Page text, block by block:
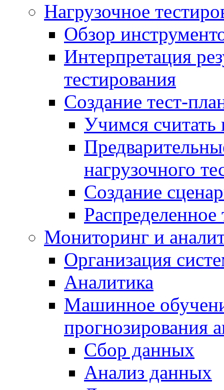
Нагрузочное
Обзор
Интерпретация
тестирования
Создание тест-
Учимся считать
нагрузочного
Создание
Распределенное
Мониторинг и
Организация
Аналитика
Машинное
прогнозирования
Сбор данных
Анализ данных